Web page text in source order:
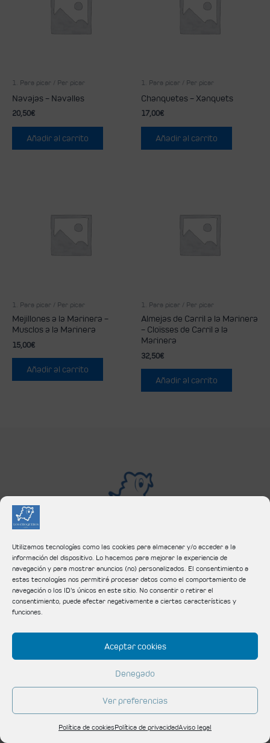
Utilizamos tecnologías como las cookies para almacenar y/o acceder a la
información del dispositivo. Lo hacemos para mejorar la experiencia de
navegación y para mostrar anuncios (no) personalizados. El consentimiento a
estas tecnologías nos permitirá procesar datos como el comportamiento de
navegación o los ID's únicos en este sitio. No consentir o retirar el
consentimiento, puede afectar negativamente a ciertas características y
funciones.
Aceptar cookies
Denegado
Ver preferencias
Política de cookiesPolítica de privacidadAviso legal
1. Para picar / Per picar
Navajas – Navalles
20,50€
Añadir al carrito
1. Para picar / Per picar
Chanquetes – Xanquets
17,00€
Añadir al carrito
1. Para picar / Per picar
Mejillones a la Marinera –
Musclos a la Marinera
15,00€
Añadir al carrito
1. Para picar / Per picar
Almejas de Carril a la Marinera
– Cloïsses de Carril a la
Marinera
32,50€
Añadir al carrito
c/ Doctor Robert, 16,08130 Santa Perpètua de Mogoda
Tel:935 606 408
Restaurante Los Choqueros